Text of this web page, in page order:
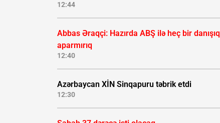
12:44
Abbas Əraqçi: Hazırda ABŞ ilə heç bir
aparmırıq
12:40
Azərbaycan XİN Sinqapuru təbrik etdi
12:30